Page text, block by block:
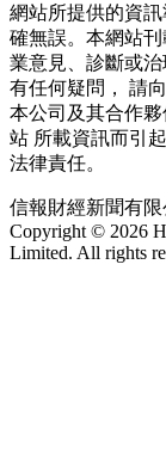
網站所提供的資
確無誤。本網站
業意見、診斷或
有任何疑問， 請
本公司及其合作
站 所載資訊而引
法律責任。
信報財經新聞有限
Copyright © 2026
Limited. All rights